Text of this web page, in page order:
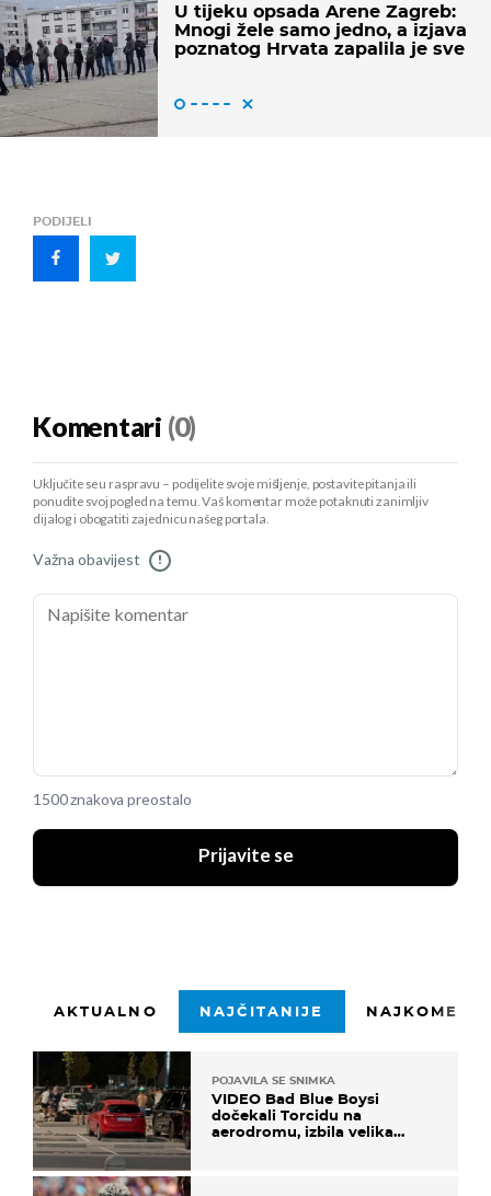
U tijeku opsada Arene Zagreb:
Mnogi žele samo jedno, a izjava
poznatog Hrvata zapalila je sve
PODIJELI
Komentari (0)
Uključite se u raspravu – podijelite svoje mišljenje, postavite pitanja ili
ponudite svoj pogled na temu. Vaš komentar može potaknuti zanimljiv
dijalog i obogatiti zajednicu našeg portala.
Važna obavijest !
1500 znakova preostalo
Prijavite se
AKTUALNO NAJČITANIJE
POJAVILA SE SNIMKA
VIDEO Bad Blue Boysi
dočekali Torcidu na
aerodromu, izbila velika